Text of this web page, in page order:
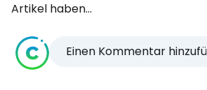
Artikel haben...
Einen Kommentar